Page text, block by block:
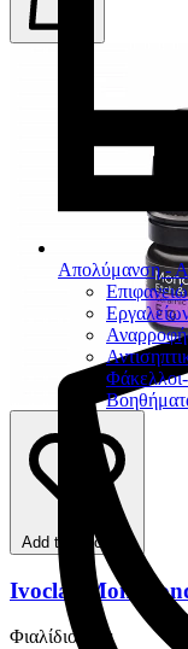
Απολύμανση -
Add to favorites
Ivoclar
Φιαλίδιο 5 gr